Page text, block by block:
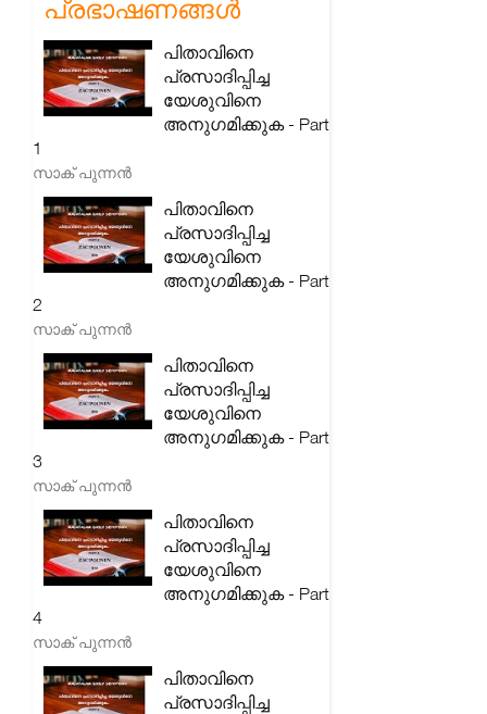
പ്രഭാഷണങ്ങൾ
പിതാവിനെ
പ്രസാദിപ്പിച്ച
യേശുവിനെ
അനുഗമിക്കുക - Part
1
സാക് പുന്നൻ
പിതാവിനെ
പ്രസാദിപ്പിച്ച
യേശുവിനെ
അനുഗമിക്കുക - Part
2
സാക് പുന്നൻ
പിതാവിനെ
പ്രസാദിപ്പിച്ച
യേശുവിനെ
അനുഗമിക്കുക - Part
3
സാക് പുന്നൻ
പിതാവിനെ
പ്രസാദിപ്പിച്ച
യേശുവിനെ
അനുഗമിക്കുക - Part
4
സാക് പുന്നൻ
പിതാവിനെ
പ്രസാദിപ്പിച്ച